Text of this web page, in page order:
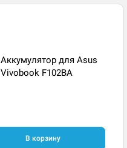
Аккумулятор для Asus
Vivobook F102BA
В корзину